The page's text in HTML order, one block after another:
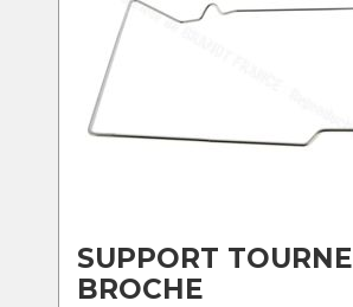
SUPPORT TOURNE
BROCHE